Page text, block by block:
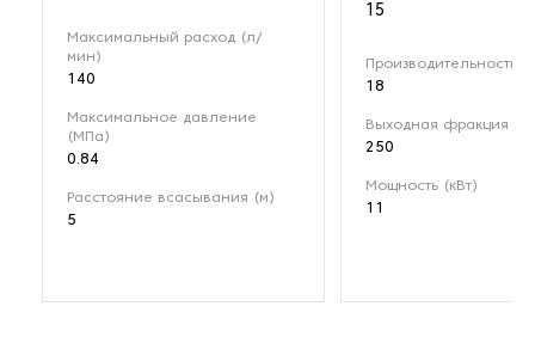
Максимальный расход (л/
мин)
140
Максимальное давление
(МПа)
0.84
Расстояние всасывания (м)
5
15
Производительность
18
Выходная фракция
250
Мощность (кВт)
11